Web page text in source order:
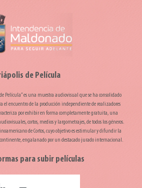
de Película
Película” es una muestra audiovisual que se ha consolidado
el encuentro de la producción independiente de realizadores
por exhibir en forma completamente gratuita, una
cortos, medios y largometrajes, de todos los géneros.
de Cortos, cuyo objetivo es estimular y difundir la
continente, engalanado por un destacado jurado internacional.
para subir películas